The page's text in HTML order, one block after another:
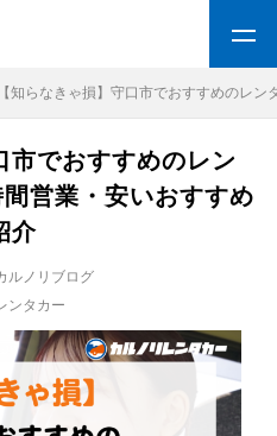
【知らなきゃ損】守口市でおすすめのレ
市でおすすめのレン
営業・安いおすすめ
介
ルノリブログ
ンタカー